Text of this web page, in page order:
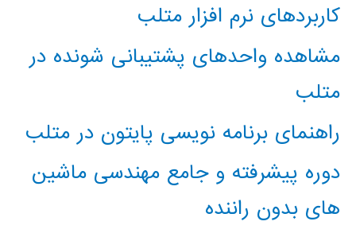
کاربردهای نرم افزار متلب
مشاهده واحدهای پشتیبانی شونده در
متلب
راهنمای برنامه نویسی پایتون در متلب
دوره پیشرفته و جامع مهندسی ماشین
های بدون راننده